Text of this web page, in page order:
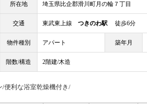
所在地 埼玉県比企郡滑川町月の輪７丁目
交通 東武東上線 つきのわ駅 徒歩6分
物件種別 アパート 築年月
階数/構造 2階建/木造
/便利な浴室乾燥機付き/